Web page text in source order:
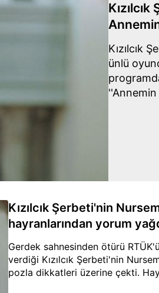
Kızılcık
ünlü
''Annemin
Kızılcık Şerbeti'nin
hayranlarından yorum
Gerdek sahnesinden ötürü
verdiği Kızılcık Şerbeti'nin
pozla dikkatleri üzerine çekti.